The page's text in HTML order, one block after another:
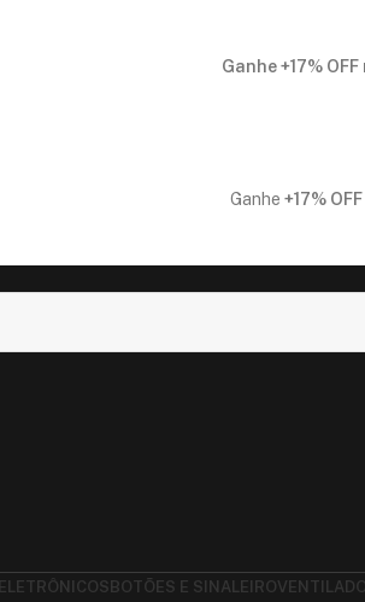
Ganhe+17% OFF
Ganhe +17% OFF
ELETRÔNICOS BOTÕES E SINALEIRO